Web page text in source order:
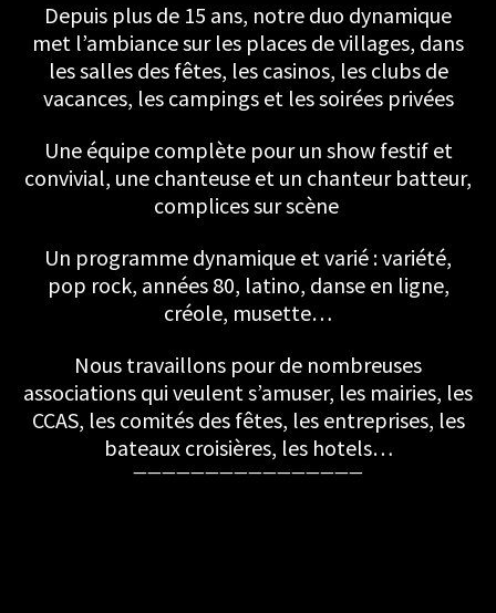
Depuis plus de 15 ans, notre duo dynamique
met l’ambiance sur les places de villages, dans
les salles des fêtes, les casinos, les clubs de
vacances, les campings et les soirées privées
Une équipe complète pour un show festif et
convivial, une chanteuse et un chanteur batteur,
complices sur scène
Un programme dynamique et varié : variété,
pop rock, années 80, latino, danse en ligne,
créole, musette…
Nous travaillons pour de nombreuses
associations qui veulent s’amuser, les mairies, les
CCAS, les comités des fêtes, les entreprises, les
bateaux croisières, les hotels…
————————————————